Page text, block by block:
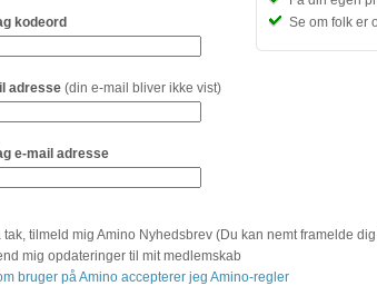
Se om folk er
kodeord
adresse (din e-mail bliver ikke vist)
e-mail adresse
tak, tilmeld mig Amino Nyhedsbrev (Du kan nemt framelde
mig opdateringer til mit medlemskab
bruger på Amino accepterer jeg Amino-regler